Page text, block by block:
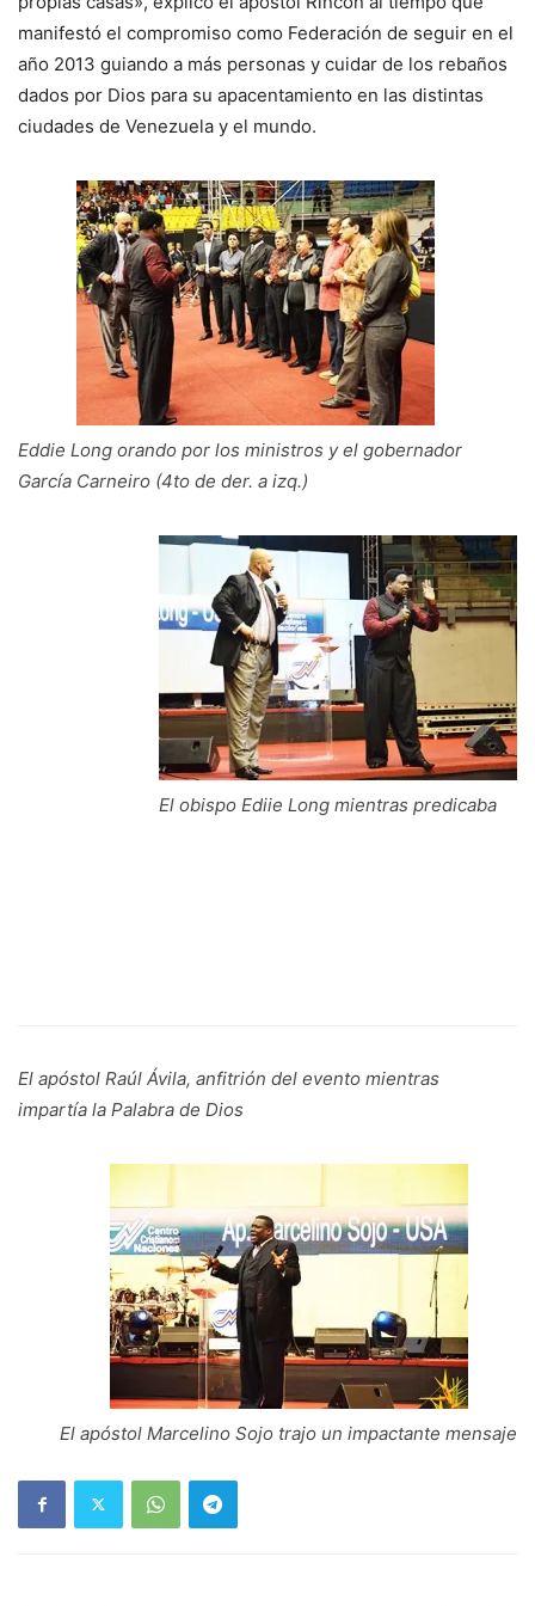
manifestó el compromiso como Federación de seguir en el
año 2013 guiando a más personas y cuidar de los rebaños
dados por Dios para su apacentamiento en las distintas
ciudades de Venezuela y el mundo.
Eddie Long orando por los ministros y el gobernador
García Carneiro (4to de der. a izq.)
El obispo Ediie Long mientras predicaba
El apóstol Raúl Ávila, anfitrión del evento mientras
impartía la Palabra de Dios
El apóstol Marcelino Sojo trajo un impactante mensaje